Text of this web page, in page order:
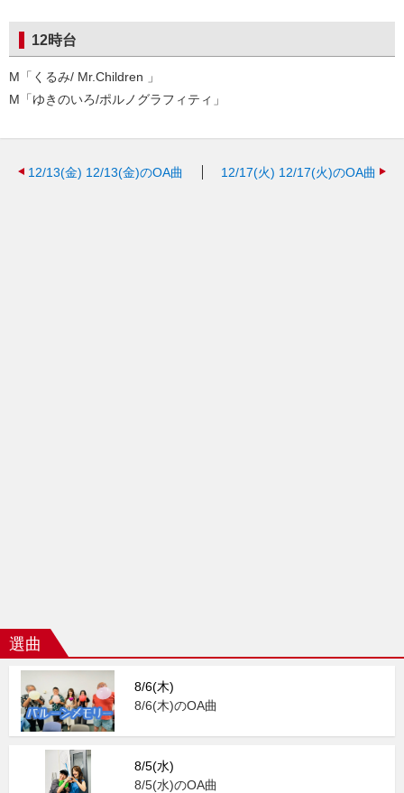
12時台
M「くるみ/ Mr.Children 」
M「ゆきのいろ/ポルノグラフィティ」
12/13(金) 12/13(金)のOA曲 12/17(火) 12/17(火)のOA曲
選曲
8/6(木)
8/6(木)のOA曲
8/5(水)
8/5(水)のOA曲